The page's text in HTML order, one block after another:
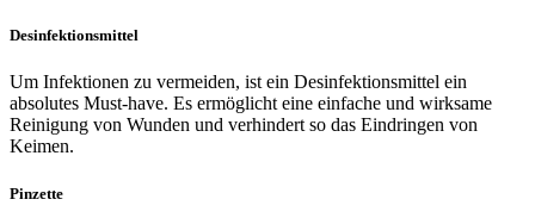
Desinfektionsmittel
Um Infektionen zu vermeiden, ist ein Desinfektionsmittel ein
absolutes Must-have. Es ermöglicht eine einfache und wirksame
Reinigung von Wunden und verhindert so das Eindringen von
Keimen.
Pinzette